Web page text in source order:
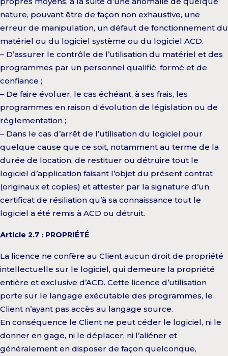
nature, pouvant être de façon non exhaustive, une
erreur de manipulation, un défaut de fonctionnement du
matériel ou du logiciel système ou du logiciel ACD.
– D’assurer le contrôle de l’utilisation du matériel et des
programmes par un personnel qualifié, formé et de
confiance ;
– De faire évoluer, le cas échéant, à ses frais, les
programmes en raison d‘évolution de législation ou de
réglementation ;
– Dans le cas d’arrêt de l’utilisation du logiciel pour
quelque cause que ce soit, notamment au terme de la
durée de location, de restituer ou détruire tout le
logiciel d’application faisant l’objet du présent contrat
(originaux et copies) et attester par la signature d’un
certificat de résiliation qu’à sa connaissance tout le
logiciel a été remis à ACD ou détruit.
Article 2.7 : PROPRIÉTÉ
La licence ne confère au Client aucun droit de propriété
intellectuelle sur le logiciel, qui demeure la propriété
entière et exclusive d’ACD. Cette licence d’utilisation
porte sur le langage exécutable des programmes, le
Client n’ayant pas accès au langage source.
En conséquence le Client ne peut céder le logiciel, ni le
donner en gage, ni le déplacer, ni l’aliéner et
généralement en disposer de façon quelconque,